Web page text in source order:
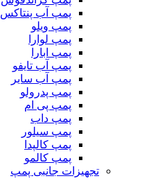
پمپ آب پنتاکس
پمپ ویلو
پمپ لوارا
پمپ ابارا
پمپ آب تایفو
پمپ آب سایر
پمپ پدرولو
پمپ پی ام
پمپ داب
پمپ سیلور
پمپ کالپدا
پمپ کالمو
تجهیزات جانبی پمپ